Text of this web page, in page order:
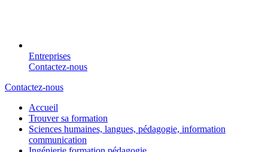
Entreprises
Contactez-nous
Contactez-nous
Accueil
Trouver sa formation
Sciences humaines, langues, pédagogie, information
communication